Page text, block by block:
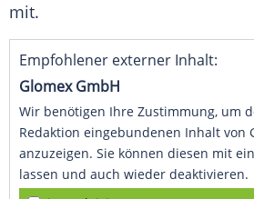
mit.
Empfohlener externer Inhalt:
Glomex GmbH
Wir benötigen Ihre Zustimmung, um
Redaktion eingebundenen Inhalt von
anzuzeigen. Sie können diesen mit
lassen und auch wieder deaktivieren.